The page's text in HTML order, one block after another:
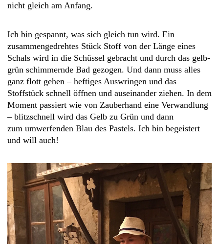
nicht gleich am Anfang.
Ich bin gespannt, was sich gleich tun wird. Ein
zusammengedrehtes Stück Stoff von der Länge eines
Schals wird in die Schüssel gebracht und durch das gelb-
grün schimmernde Bad gezogen. Und dann muss alles
ganz flott gehen – heftiges Auswringen und das
Stoffstück schnell öffnen und auseinander ziehen. In dem
Moment passiert wie von Zauberhand eine Verwandlung
– blitzschnell wird das Gelb zu Grün und dann
zum umwerfenden Blau des Pastels. Ich bin begeistert
und will auch!